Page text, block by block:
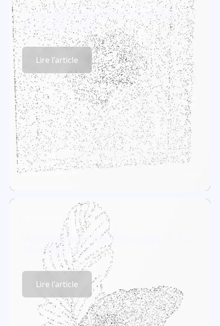
Tatouage vergetures / cicatrices : ce
qu'il faut savoir
Lire l'article
6 min de lecture
Vieillissement d'un tatouage : 5, 10,
20 ans après
Lire l'article